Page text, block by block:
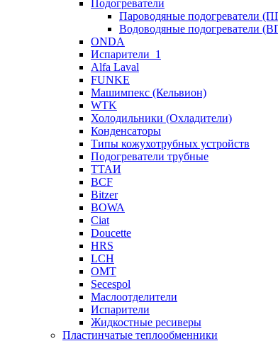
Подогреватели
Пароводяные подогреватели
Водоводяные подогреватели
ONDA
Испарители_1
Alfa Laval
FUNKE
Машимпекс (Кельвион)
WTK
Холодильники (Охладители)
Конденсаторы
Типы кожухотрубных устройств
Подогреватели трубные
ТТАИ
BCF
Bitzer
BOWA
Ciat
Doucette
HRS
LCH
OMT
Secespol
Маслоотделители
Испарители
Жидкостные ресиверы
Пластинчатые теплообменники